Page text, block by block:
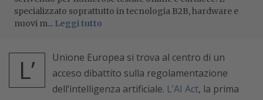
specializzato soprattutto in tecnologia B2B, hardware e
nuovi m... Leggi tutto
L’
Unione Europea si trova al centro di un
acceso dibattito sulla regolamentazione
dell’intelligenza artificiale. L’AI Act, la prima